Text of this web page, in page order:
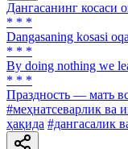
Дангасанинг косаси
* * *
Dangasaning kosasi
* * *
By doing nothing we
* * *
Праздность — мать
#меҳнатсеварлик ва
ҳақида #дангасалик